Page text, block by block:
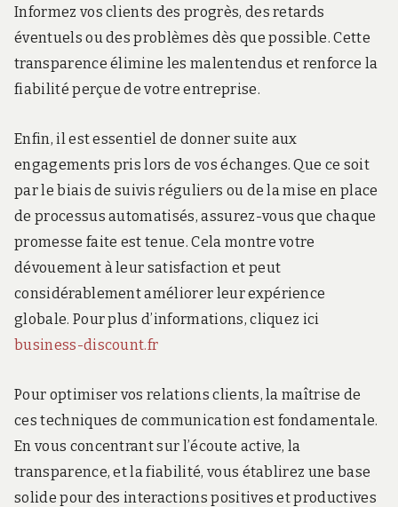
Informez vos clients des progrès, des retards
éventuels ou des problèmes dès que possible. Cette
transparence élimine les malentendus et renforce la
fiabilité perçue de votre entreprise.
Enfin, il est essentiel de donner suite aux
engagements pris lors de vos échanges. Que ce soit
par le biais de suivis réguliers ou de la mise en place
de processus automatisés, assurez-vous que chaque
promesse faite est tenue. Cela montre votre
dévouement à leur satisfaction et peut
considérablement améliorer leur expérience
globale. Pour plus d’informations, cliquez ici
business-discount.fr
Pour optimiser vos relations clients, la maîtrise de
ces techniques de communication est fondamentale.
En vous concentrant sur l’écoute active, la
transparence, et la fiabilité, vous établirez une base
solide pour des interactions positives et productives